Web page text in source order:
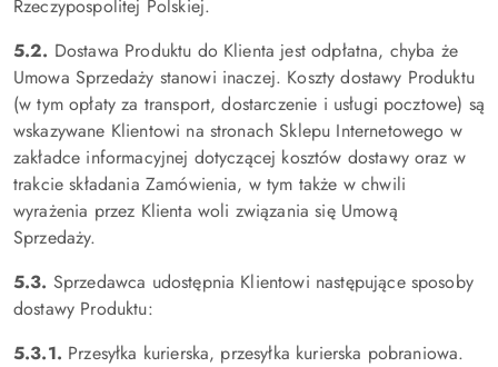
Rzeczypospolitej Polskiej.
5.2. Dostawa Produktu do Klienta jest odpłatna, chyba że
Umowa Sprzedaży stanowi inaczej. Koszty dostawy Produktu
(w tym opłaty za transport, dostarczenie i usługi pocztowe) są
wskazywane Klientowi na stronach Sklepu Internetowego w
zakładce informacyjnej dotyczącej kosztów dostawy oraz w
trakcie składania Zamówienia, w tym także w chwili
wyrażenia przez Klienta woli związania się Umową
Sprzedaży.
5.3. Sprzedawca udostępnia Klientowi następujące sposoby
dostawy Produktu:
5.3.1. Przesyłka kurierska, przesyłka kurierska pobraniowa.